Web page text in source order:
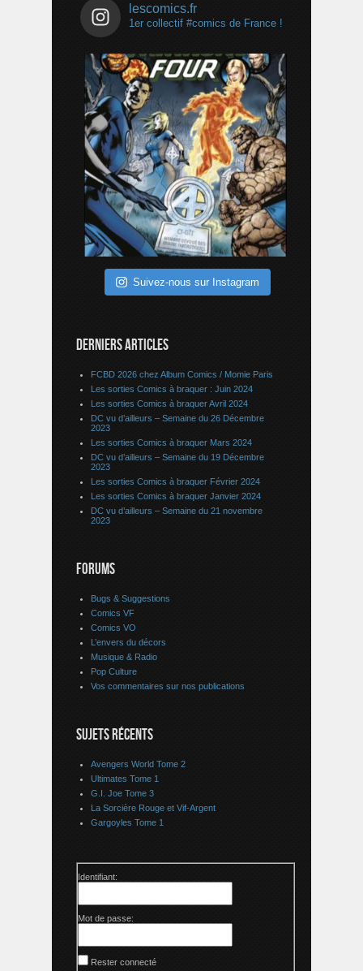
lescomics.fr
1er collectif #comics de France !
Suivez-nous sur Instagram
DERNIERS ARTICLES
FCBD 2026 chez Album Comics / Momie Paris
Les sorties Comics à braquer : Juin 2024
Les sorties Comics à braquer Avril 2024
DC vu d’ailleurs – Semaine du 26 Décembre
2023
Les sorties Comics à braquer Mars 2024
DC vu d’ailleurs – Semaine du 19 Décembre
2023
Les sorties Comics à braquer Février 2024
Les sorties Comics à braquer Janvier 2024
DC vu d’ailleurs – Semaine du 21 novembre
2023
FORUMS
Bugs & Suggestions
Comics VF
Comics VO
L’envers du décors
Musique & Radio
Pop Culture
Vos commentaires sur nos publications
SUJETS RÉCENTS
Avengers World Tome 2
Ultimates Tome 1
G.I. Joe Tome 3
La Sorcière Rouge et Vif-Argent
Gargoyles Tome 1
Identifiant:
Mot de passe:
Rester connecté